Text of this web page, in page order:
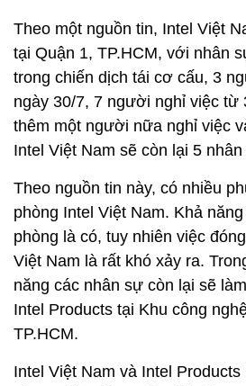
Theo một nguồn tin, Intel Việt
tại Quận 1, TP.HCM, với nhân
trong chiến dịch tái cơ cấu, 3
ngày 30/7, 7 người nghỉ việc từ
thêm một người nữa nghỉ việc
Intel Việt Nam sẽ còn lại 5
Theo nguồn tin này, có nhiều
phòng Intel Việt Nam. Khả
phòng là có, tuy nhiên việc
Việt Nam là rất khó xảy ra.
năng các nhân sự còn lại sẽ
Intel Products tại Khu công
TP.HCM.
Intel Việt Nam và Intel